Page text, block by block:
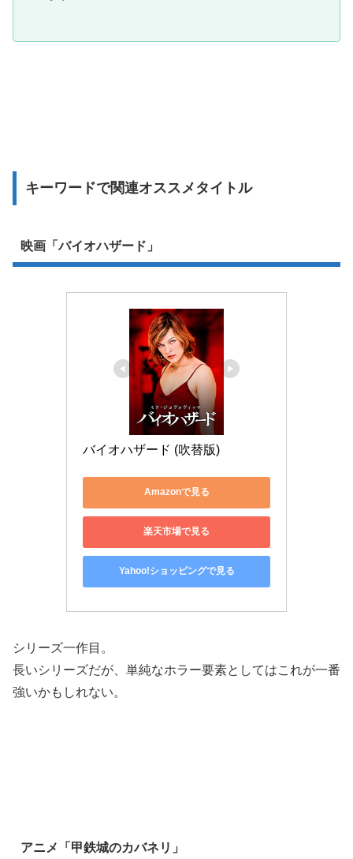
キーワードで関連オススメタイトル
映画「バイオハザード」
バイオハザード (吹替版)
Amazonで見る
楽天市場で見る
Yahoo!ショッピングで見る
シリーズ一作目。
長いシリーズだが、単純なホラー要素としてはこれが一番
強いかもしれない。
アニメ「甲鉄城のカバネリ」